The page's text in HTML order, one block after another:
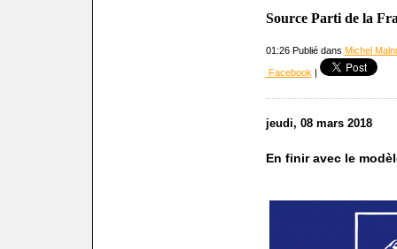
Source Parti de la
01:26 Publié dans Michel
Facebook |
jeudi, 08 mars 2018
En finir avec le